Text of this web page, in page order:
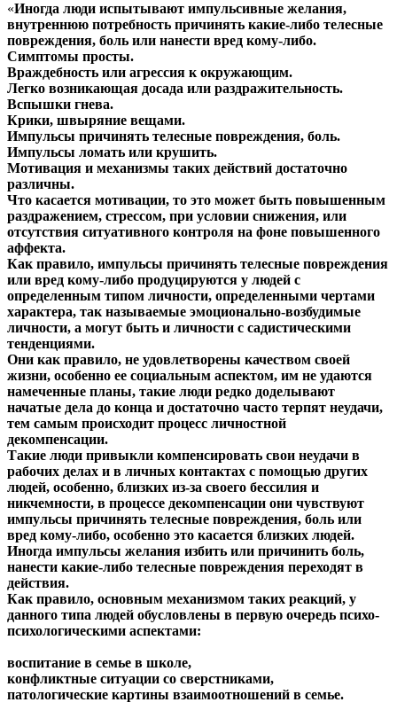
«Иногда люди испытывают импульсивные желания,
внутреннюю потребность причинять какие-либо телесные
повреждения, боль или нанести вред кому-либо.
Симптомы просты.
Враждебность или агрессия к окружающим.
Легко возникающая досада или раздражительность.
Вспышки гнева.
Крики, швыряние вещами.
Импульсы причинять телесные повреждения, боль.
Импульсы ломать или крушить.
Мотивация и механизмы таких действий достаточно
различны.
Что касается мотивации, то это может быть повышенным
раздражением, стрессом, при условии снижения, или
отсутствия ситуативного контроля на фоне повышенного
аффекта.
Как правило, импульсы причинять телесные повреждения
или вред кому-либо продуцируются у людей с
определенным типом личности, определенными чертами
характера, так называемые эмоционально-возбудимые
личности, а могут быть и личности с садистическими
тенденциями.
Они как правило, не удовлетворены качеством своей
жизни, особенно ее социальным аспектом, им не удаются
намеченные планы, такие люди редко доделывают
начатые дела до конца и достаточно часто терпят неудачи,
тем самым происходит процесс личностной
декомпенсации.
Такие люди привыкли компенсировать свои неудачи в
рабочих делах и в личных контактах с помощью других
людей, особенно, близких из-за своего бессилия и
никчемности, в процессе декомпенсации они чувствуют
импульсы причинять телесные повреждения, боль или
вред кому-либо, особенно это касается близких людей.
Иногда импульсы желания избить или причинить боль,
нанести какие-либо телесные повреждения переходят в
действия.
Как правило, основным механизмом таких реакций, у
данного типа людей обусловлены в первую очередь психо-
психологическими аспектами:
воспитание в семье в школе,
конфликтные ситуации со сверстниками,
патологические картины взаимоотношений в семье.